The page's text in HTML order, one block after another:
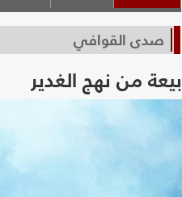
صدى القوافي
بيعة من نهج الغدير